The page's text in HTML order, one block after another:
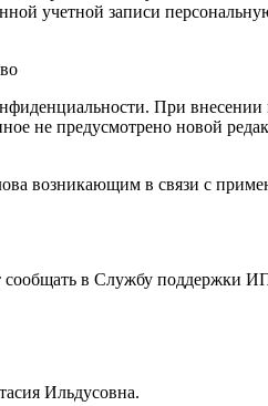
учетной записи
При внесении
не предусмотрено новой
возникающим в связи с
в Службу поддержки
Ильдусовна.